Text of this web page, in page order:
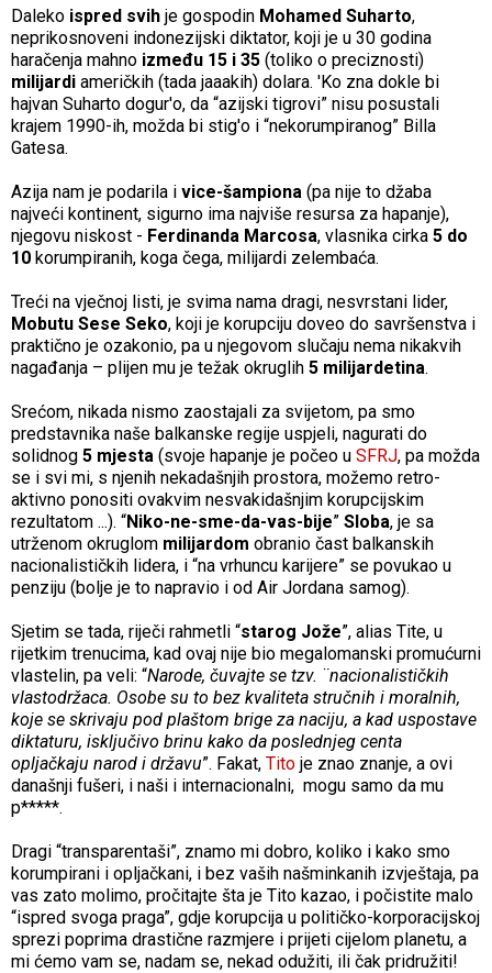
Daleko ispred svih je gospodin Mohamed Suharto,
neprikosnoveni indonezijski diktator, koji je u 30 godina
haračenja mahno između 15 i 35 (toliko o preciznosti)
milijardi američkih (tada jaaakih) dolara. 'Ko zna dokle bi
hajvan Suharto dogur'o, da “azijski tigrovi” nisu posustali
krajem 1990-ih, možda bi stig'o i “nekorumpiranog” Billa
Gatesa.
Azija nam je podarila i vice-šampiona (pa nije to džaba
najveći kontinent, sigurno ima najviše resursa za hapanje),
njegovu niskost - Ferdinanda Marcosa, vlasnika cirka 5 do
10 korumpiranih, koga čega, milijardi zelembaća.
Treći na vječnoj listi, je svima nama dragi, nesvrstani lider,
Mobutu Sese Seko, koji je korupciju doveo do savršenstva i
praktično je ozakonio, pa u njegovom slučaju nema nikakvih
nagađanja – plijen mu je težak okruglih 5 milijardetina.
Srećom, nikada nismo zaostajali za svijetom, pa smo
predstavnika naše balkanske regije uspjeli, nagurati do
solidnog 5 mjesta (svoje hapanje je počeo u SFRJ, pa možda
se i svi mi, s njenih nekadašnjih prostora, možemo retro-
aktivno ponositi ovakvim nesvakidašnjim korupcijskim
rezultatom ...). “Niko-ne-sme-da-vas-bije” Sloba, je sa
utrženom okruglom milijardom obranio čast balkanskih
nacionalističkih lidera, i “na vrhuncu karijere” se povukao u
penziju (bolje je to napravio i od Air Jordana samog).
Sjetim se tada, riječi rahmetli “starog Jože”, alias Tite, u
rijetkim trenucima, kad ovaj nije bio megalomanski promućurni
vlastelin, pa veli: “Narode, čuvajte se tzv. ¨nacionalističkih
vlastodržaca. Osobe su to bez kvaliteta stručnih i moralnih,
koje se skrivaju pod plaštom brige za naciju, a kad uspostave
diktaturu, isključivo brinu kako da poslednjeg centa
opljačkaju narod i državu”. Fakat, Tito je znao znanje, a ovi
današnji fušeri, i naši i internacionalni, mogu samo da mu
p*****.
Dragi “transparentaši”, znamo mi dobro, koliko i kako smo
korumpirani i opljačkani, i bez vaših našminkanih izvještaja, pa
vas zato molimo, pročitajte šta je Tito kazao, i počistite malo
“ispred svoga praga”, gdje korupcija u političko-korporacijskoj
sprezi poprima drastične razmjere i prijeti cijelom planetu, a
mi ćemo vam se, nadam se, nekad odužiti, ili čak pridružiti!